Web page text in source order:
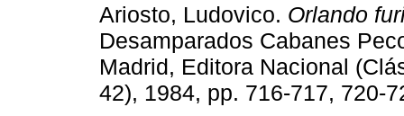
Ariosto, Ludovico. Orlando
Desamparados Cabanes
Madrid, Editora Nacional
42), 1984, pp. 716-717, 720-